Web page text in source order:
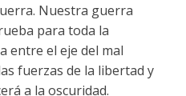
Nuestra guerra
para toda la
entre el eje del mal
fuerzas de la libertad y
a la oscuridad.